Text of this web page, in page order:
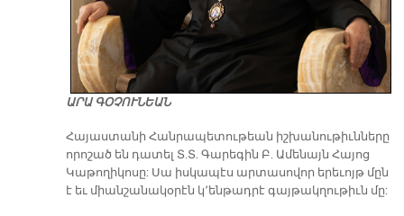
ԱՐԱ ԳՕՉՈՒՆԵԱՆ
​Հայաստանի Հանրապետութեան իշխանութիւնները
որոշած են դատել Տ.Տ. Գարեգին Բ. Ամենայն Հայոց
Կաթողիկոսը: Սա իսկապէս արտասովոր երեւոյթ մըն
է եւ միանշանակօրէն կ՚ենթադրէ գայթակղութիւն մը: